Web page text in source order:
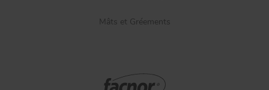
Mâts et Gréements